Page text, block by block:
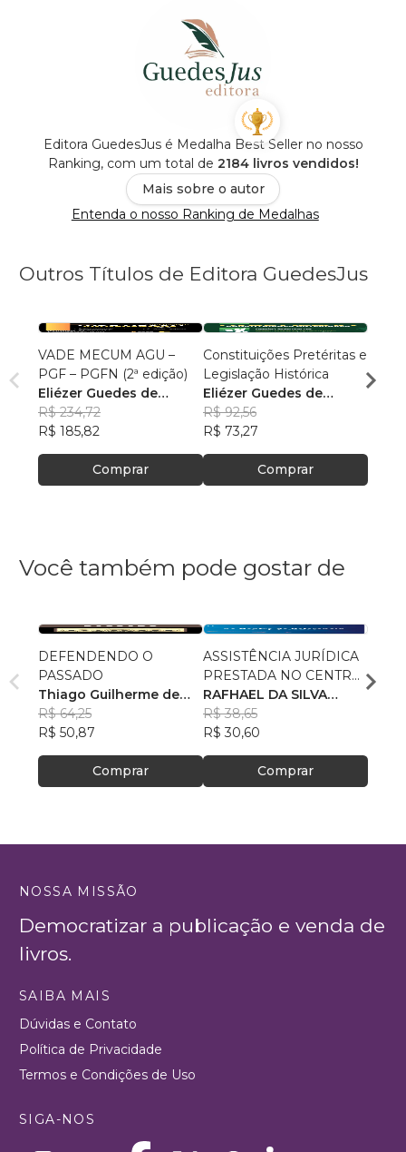
Editora GuedesJus é Medalha Best Seller no nosso
Ranking, com um total de 2184 livros vendidos!
Mais sobre o autor
Entenda o nosso Ranking de Medalhas
Outros Títulos de Editora GuedesJus
VADE MECUM AGU –
PGF – PGFN (2ª edição)
Eliézer Guedes de
Oliveira Junior
R$ 234,72
R$ 185,82
Comprar
Constituições Pretéritas e
Legislação Histórica
Eliézer Guedes de
Oliveira Junior
R$ 92,56
R$ 73,27
Comprar
Militar
Você também pode gostar de
DEFENDENDO O
PASSADO
Thiago Guilherme de
Souza
R$ 64,25
R$ 50,87
Comprar
ASSISTÊNCIA JURÍDICA
PRESTADA NO CENTRO
DE REFERÊNCIA
ESPECIALIZADO DE
ASSISTÊNCIA SOCIAL–
CREAS
RAFHAEL DA SILVA
PETRÔNIO
R$ 38,65
R$ 30,60
Comprar
AS
NOSSA MISSÃO
Democratizar a publicação e venda de
livros.
SAIBA MAIS
Dúvidas e Contato
Política de Privacidade
Termos e Condições de Uso
SIGA-NOS